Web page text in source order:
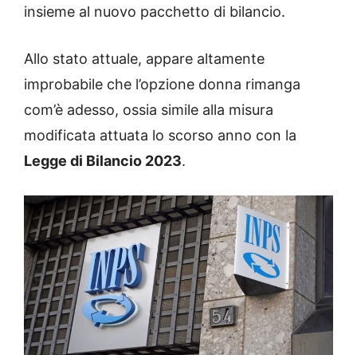
insieme al nuovo pacchetto di bilancio.
Allo stato attuale, appare altamente
improbabile che l’opzione donna rimanga
com’è adesso, ossia simile alla misura
modificata attuata lo scorso anno con la
Legge di Bilancio 2023.